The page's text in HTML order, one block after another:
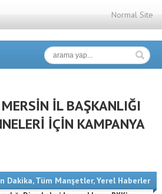
Normal Site
İL BAŞKANLIĞI
İÇİN KAMPANYA
Dakika,Tüm Manşetler,Yerel Haberler